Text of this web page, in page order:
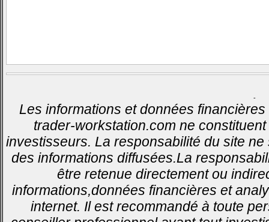
-
Les informations et données
trader-workstation.com ne
investisseurs. La responsabilité du site
des informations diffusées.La
être retenue directement ou
informations,données financières et
internet. Il est recommandé à toute